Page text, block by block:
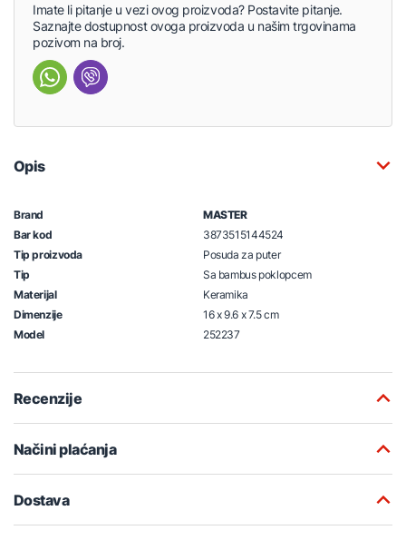
Imate li pitanje u vezi ovog proizvoda? Postavite pitanje.
Saznajte dostupnost ovoga proizvoda u našim trgovinama
pozivom na broj.
Opis
Brand
MASTER
Bar kod
3873515144524
Tip proizvoda
Posuda za puter
Tip
Sa bambus poklopcem
Materijal
Keramika
Dimenzije
16 x 9.6 x 7.5 cm
Model
252237
Recenzije
Načini plaćanja
Dostava